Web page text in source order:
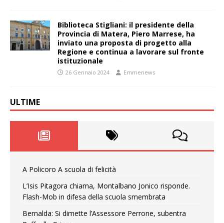
Biblioteca Stigliani: il presidente della
Provincia di Matera, Piero Marrese, ha
inviato una proposta di progetto alla
Regione e continua a lavorare sul fronte
istituzionale
26 Gennaio 2024 Emmenews
ULTIME
A Policoro A scuola di felicità
L’Isis Pitagora chiama, Montalbano Jonico risponde.
Flash-Mob in difesa della scuola smembrata
Bernalda: Si dimette l’Assessore Perrone, subentra